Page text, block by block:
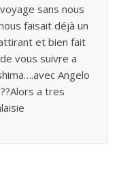
sans nous
faisait déjà un
et bien fait
vous suivre a
Angelo
a tres